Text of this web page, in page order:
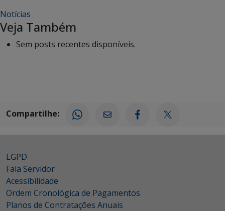
Notícias
Veja Também
Sem posts recentes disponíveis.
Compartilhe:
LGPD
Fala Servidor
Acessibilidade
Ordem Cronológica de Pagamentos
Planos de Contratações Anuais